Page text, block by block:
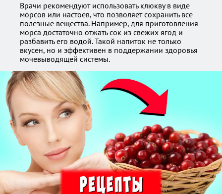
Врачи рекомендуют использовать клюкву в виде
морсов или настоев, что позволяет сохранить все
полезные вещества. Например, для приготовления
морса достаточно отжать сок из свежих ягод и
разбавить его водой. Такой напиток не только
вкусен, но и эффективен в поддержании здоровья
мочевыводящей системы.